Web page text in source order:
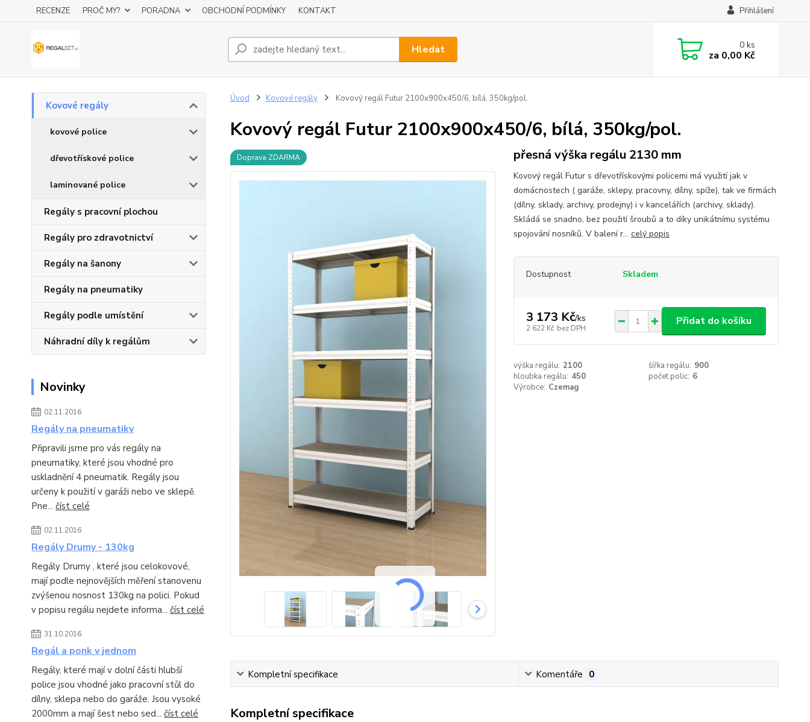
RECENZE PROČ MY? PORADNA OBCHODNÍ PODMÍNKY KONTAKT Přihlášení
Hledat 0ks
za 0,00 Kč
Kovové regály
kovové police
dřevotřískové police
laminované police
Regály s pracovní plochou
Regály pro zdravotnictví
Regály na šanony
Regály na pneumatiky
Regály podle umístění
Náhradní díly k regálům
Novinky
02.11.2016
Regály na pneumatiky
Připravili jsme pro vás regály na
pneumatiky, které jsou vhodné pro
uskladnění 4 pneumatik. Regály jsou
určeny k použití v garáži nebo ve sklepě.
Pne... číst celé
02.11.2016
Regály Drumy - 130kg
Regály Drumy , které jsou celokovové,
mají podle nejnovějších měření stanovenu
zvýšenou nosnost 130kg na polici. Pokud
v popisu regálu nejdete informa... číst celé
31.10.2016
Regál a ponk v jednom
Regály, které mají v dolní části hlubší
police jsou vhodné jako pracovní stůl do
dílny, sklepa nebo do garáže. Jsou vysoké
2000mm a mají šest nebo sed... číst celé
Úvod Kovové regály Kovový regál Futur 2100x900x450/6, bílá, 350kg/pol.
Kovový regál Futur 2100x900x450/6, bílá, 350kg/pol.
Doprava ZDARMA přesná výška regálu 2130 mm
Kovový regál Futur s dřevotřískovými policemi má využití jak v
domácnostech ( garáže, sklepy, pracovny, dílny, spíže), tak ve firmách
(dílny, sklady, archivy, prodejny) i v kancelářích (archivy, sklady).
Skládá se snadno, bez použití šroubů a to díky unikátnímu systému
spojování nosníků. V balení r... celý popis
Dostupnost Skladem
3 173 Kč/ks
2 622 Kč bez DPH
Přidat do košíku
výška regálu: 2100 šířka regálu: 900
hloubka regálu: 450 počet polic: 6
Výrobce: Czemag
Kompletní specifikace Komentáře 0
Kompletní specifikace